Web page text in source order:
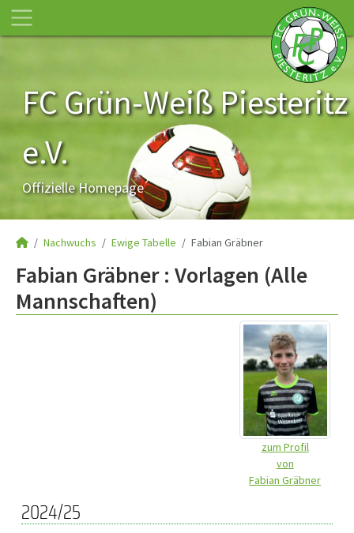
FC Grün-Weiß Piesteritz
e.V.
Offizielle Homepage
Nachwuchs Ewige Tabelle Fabian Gräbner
Fabian Gräbner : Vorlagen (Alle
Mannschaften)
zum Profil
von
Fabian Gräbner
2024/25